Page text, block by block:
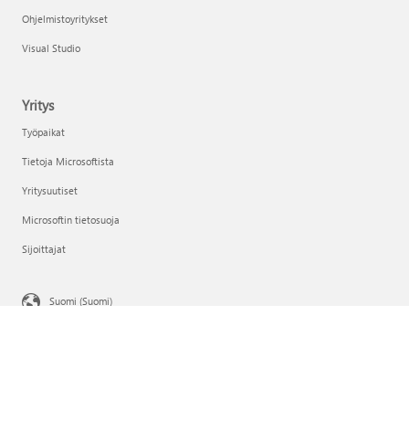
Ohjelmistoyritykset
Visual Studio
Yritys
Työpaikat
Tietoja Microsoftista
Yritysuutiset
Microsoftin tietosuoja
Sijoittajat
Suomi (Suomi)